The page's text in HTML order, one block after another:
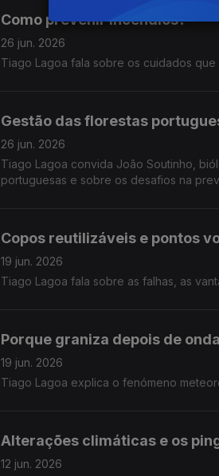
Como prevenir incêndios?
26 jun. 2026
Tiago Lagoa fala sobre os cuidados
Gestão das florestas
26 jun. 2026
Tiago Lagoa convida João Soutinho,
portuguesas e sobre os desafios na
Copos reutilizáveis e pontos
19 jun. 2026
Tiago Lagoa fala sobre as falhas, as
Porque graniza depois de
19 jun. 2026
Tiago Lagoa explica o fenómeno
Alterações climáticas e os
12 jun. 2026